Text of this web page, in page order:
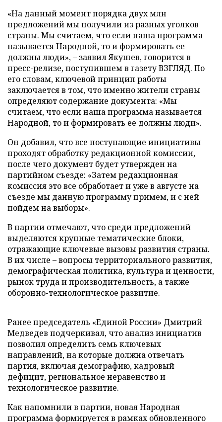
«На данный момент порядка двух млн
предложений мы получили из разных уголков
страны. Мы считаем, что если наша программа
называется Народной, то и формировать ее
должны люди», – заявил Якушев, говорится в
пресс-релизе, поступившем в газету ВЗГЛЯД. По
его словам, ключевой принцип работы
заключается в том, что именно жители страны
определяют содержание документа: «Мы
считаем, что если наша программа называется
Народной, то и формировать ее должны люди».
Он добавил, что все поступающие инициативы
проходят обработку редакционной комиссии,
после чего документ будет утвержден на
партийном съезде: «Затем редакционная
комиссия это все обработает и уже в августе на
съезде мы данную программу примем, и с ней
пойдем на выборы».
В партии отмечают, что среди предложений
выделяются крупные тематические блоки,
отражающие ключевые вызовы развития страны.
В их числе – вопросы территориального развития,
демографическая политика, культура и ценности,
рынок труда и производительность, а также
оборонно-технологическое развитие.
Ранее председатель «Единой России» Дмитрий
Медведев подчеркивал, что анализ инициатив
позволил определить семь ключевых
направлений, на которые должна отвечать
партия, включая демографию, кадровый
дефицит, региональное неравенство и
технологическое развитие.
Как напомнили в партии, новая Народная
программа формируется в рамках обновленного